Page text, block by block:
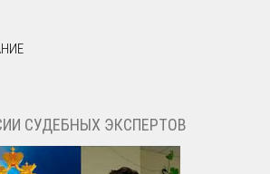
СУДЕБНЫХ ЭКСПЕРТОВ